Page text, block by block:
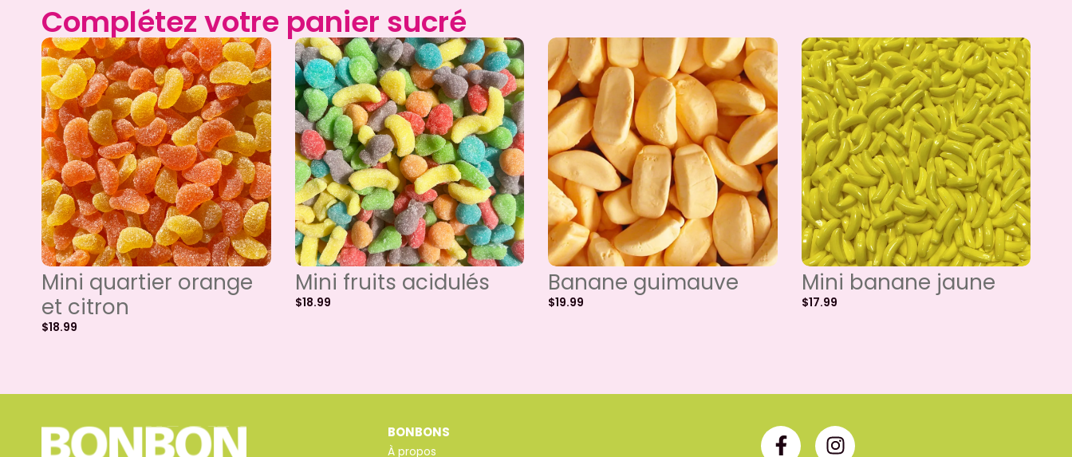
Complétez votre panier sucré
Mini quartier orange
et citron
$18.99
Mini fruits acidulés
$18.99
Banane guimauve
$19.99
Mini banane jaune
$17.99
BONBONS
À propos